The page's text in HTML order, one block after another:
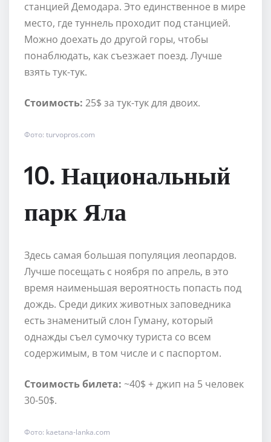
станцией Демодара. Это единственное в мире
место, где туннель проходит под станцией.
Можно доехать до другой горы, чтобы
понаблюдать, как съезжает поезд. Лучше
взять тук-тук.
Стоимость: 25$ за тук-тук для двоих.
Фото: turvopros.com
10. Национальный
парк Яла
Здесь самая большая популяция леопардов.
Лучше посещать с ноября по апрель, в это
время наименьшая вероятность попасть под
дождь. Среди диких животных заповедника
есть знаменитый слон Гуману, который
однажды съел сумочку туриста со всем
содержимым, в том числе и с паспортом.
Стоимость билета: ~40$ + джип на 5 человек
30-50$.
Фото: kaetana-lanka.com